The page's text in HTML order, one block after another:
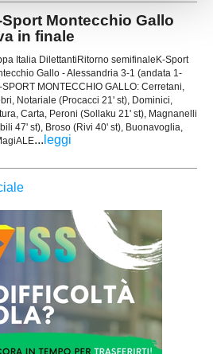
Sport Montecchio Gallo
in finale
Italia DilettantiRitorno semifinaleK-Sport
Gallo - Alessandria 3-1 (andata 1-
MONTECCHIO GALLO: Cerretani,
Notariale (Procacci 21' st), Dominici,
Carta, Peroni (Sollaku 21' st), Magnanelli
47' st), Broso (Rivi 40' st), Buonavoglia,
... leggi